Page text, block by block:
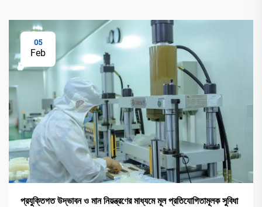
05
Feb
প্রযুক্তিগত উদ্ভাবন ও মান নিয়ন্ত্রণের মাধ্যমে মূল প্রতিযোগিতামূলক সুবিধা